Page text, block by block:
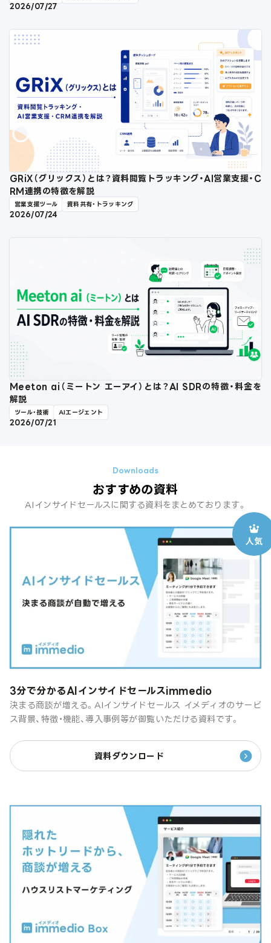
2026/07/27
GRiX（グリックス）とは？資料閲覧トラッキング・AI営業支援・C
RM連携の特徴を解説
営業支援ツール 資料共有・トラッキング
2026/07/24
Meeton ai（ミートン エーアイ）とは？AI SDRの特徴・料金を
解説
ツール・技術 AIエージェント
2026/07/21
おすすめの資料
AIインサイドセールスに関する資料をまとめております。
3分で分かるAIインサイドセールスimmedio
決まる商談が増える。AIインサイドセールス イメディオのサービ
ス背景、特徴・機能、導入事例等が御覧いただける資料です。
資料ダウンロード